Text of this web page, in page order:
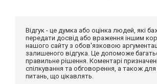
Відгук - це думка або оцінка людей, які
передати досвід або враження іншим
нашого сайту з обов'язковою
залишеного відгука. Це допоможе
правильне рішення. Коментарі
спілкування та обговорення, а також
питань, що цікавлять.